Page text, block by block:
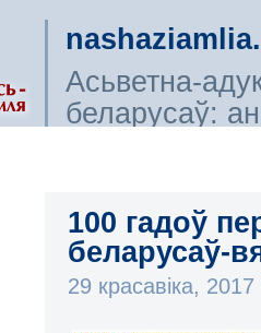
Асьветна-
беларусаў:
100 гадоў
беларусаў-
29 красавіка, 2017